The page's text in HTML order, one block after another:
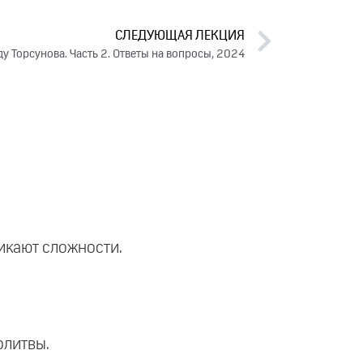
СЛЕДУЮЩАЯ ЛЕКЦИЯ
Торсунова. Часть 2. Ответы на вопросы, 2024
сложности.